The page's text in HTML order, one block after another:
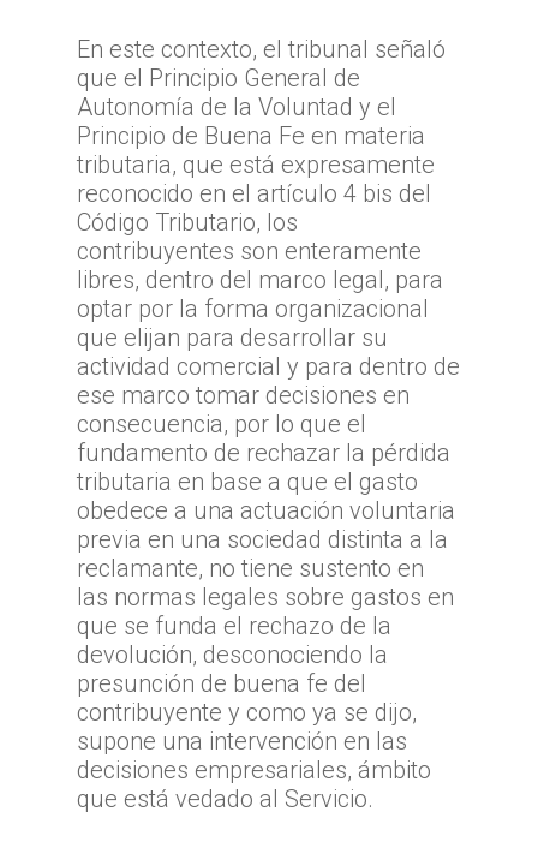
En este contexto, el tribunal señaló
que el Principio General de
Autonomía de la Voluntad y el
Principio de Buena Fe en materia
tributaria, que está expresamente
reconocido en el artículo 4 bis del
Código Tributario, los
contribuyentes son enteramente
libres, dentro del marco legal, para
optar por la forma organizacional
que elijan para desarrollar su
actividad comercial y para dentro de
ese marco tomar decisiones en
consecuencia, por lo que el
fundamento de rechazar la pérdida
tributaria en base a que el gasto
obedece a una actuación voluntaria
previa en una sociedad distinta a la
reclamante, no tiene sustento en
las normas legales sobre gastos en
que se funda el rechazo de la
devolución, desconociendo la
presunción de buena fe del
contribuyente y como ya se dijo,
supone una intervención en las
decisiones empresariales, ámbito
que está vedado al Servicio.